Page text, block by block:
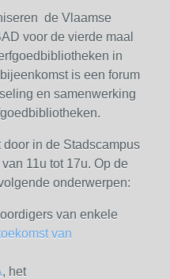
de Vlaamse
voor de vierde maal
in
is een forum
en samenwerking
in de Stadscampus
11u tot 17u. Op de
onderwerpen:
van enkele
van
, het